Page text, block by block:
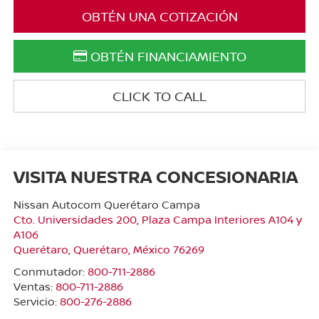
OBTÉN UNA COTIZACIÓN
OBTÉN FINANCIAMIENTO
CLICK TO CALL
VISITA NUESTRA CONCESIONARIA
Nissan Autocom Querétaro Campa
Cto. Universidades 200, Plaza Campa Interiores A104 y
A106
Querétaro, Querétaro, México 76269
Conmutador: 800-711-2886
Ventas: 800-711-2886
Servicio: 800-276-2886